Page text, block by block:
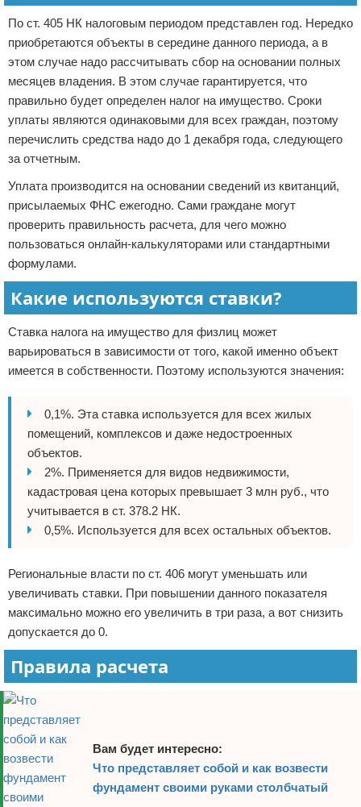
По ст. 405 НК налоговым периодом представлен год. Нередко
приобретаются объекты в середине данного периода, а в
этом случае надо рассчитывать сбор на основании полных
месяцев владения. В этом случае гарантируется, что
правильно будет определен налог на имущество. Сроки
уплаты являются одинаковыми для всех граждан, поэтому
перечислить средства надо до 1 декабря года, следующего
за отчетным.
Уплата производится на основании сведений из квитанций,
присылаемых ФНС ежегодно. Сами граждане могут
проверить правильность расчета, для чего можно
пользоваться онлайн-калькуляторами или стандартными
формулами.
Какие используются ставки?
Ставка налога на имущество для физлиц может
варьироваться в зависимости от того, какой именно объект
имеется в собственности. Поэтому используются значения:
0,1%. Эта ставка используется для всех жилых
помещений, комплексов и даже недостроенных
объектов.
2%. Применяется для видов недвижимости,
кадастровая цена которых превышает 3 млн руб., что
учитывается в ст. 378.2 НК.
0,5%. Используется для всех остальных объектов.
Региональные власти по ст. 406 могут уменьшать или
увеличивать ставки. При повышении данного показателя
максимально можно его увеличить в три раза, а вот снизить
допускается до 0.
Правила расчета
Вам будет интересно:
Что представляет собой и как возвести
фундамент своими руками столбчатый